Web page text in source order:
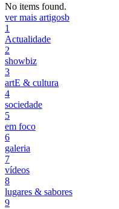
No items found.
ver mais artigosb
1
Actualidade
2
showbiz
3
artE & cultura
4
sociedade
5
em foco
6
galeria
7
vídeos
8
lugares & sabores
9